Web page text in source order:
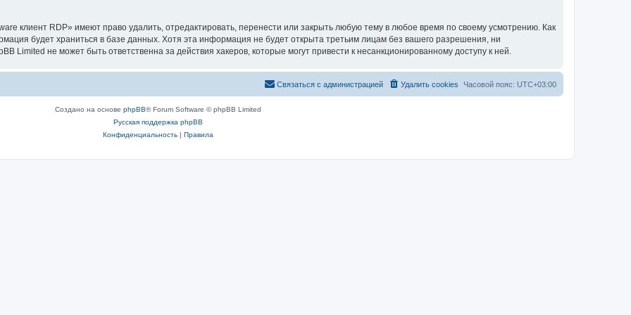
клиент RDP» имеют право удалить, отредактировать, перенести или закрыть любую тему в любое время по своему усмотрению. Как
будет храниться в базе данных. Хотя эта информация не будет открыта третьим лицам без вашего разрешения, ни
Limited не может быть ответственна за действия хакеров, которые могут привести к несанкционированному доступу к ней.
Часовой пояс: UTC+03:00
Удалить cookies
Связаться с администрацией
Создано на основе phpBB® Forum Software © phpBB Limited
Русская поддержка phpBB
Конфиденциальность| Правила